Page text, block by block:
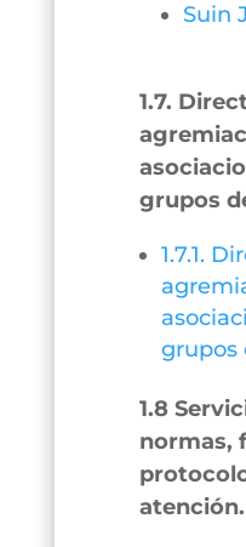
Suin
1.7.
grupos
1.7.1.
grupos
1.8
normas,
atención.